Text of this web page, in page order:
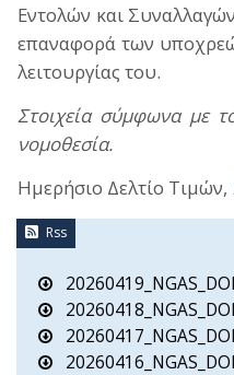
Εντολών και
επαναφορά των
λειτουργίας του.
Στοιχεία σύμφωνα με
νομοθεσία.
Ημερήσιο Δελτίο Τιμών,
Rss